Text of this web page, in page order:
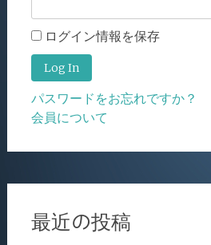
ログイン情報を保存
パスワードをお忘れですか？
会員について
最近の投稿